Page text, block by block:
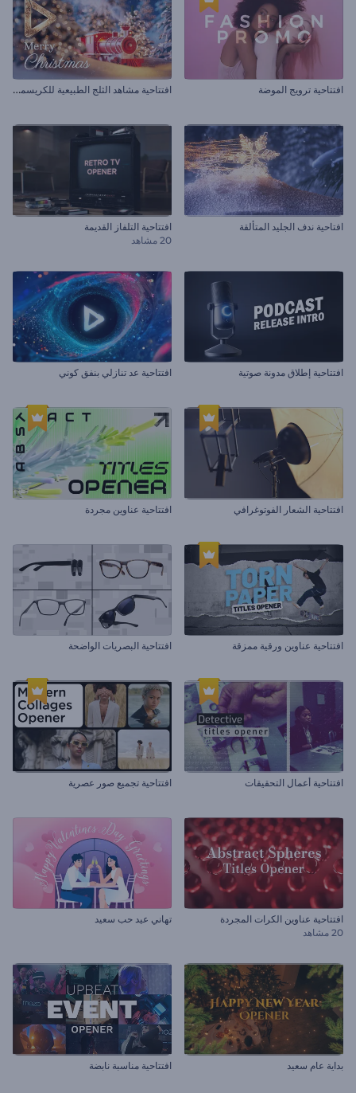
افتتاحية ترويج الموضة ا
فتتاحية مشاهد الثلج الطبيعية للكريسماس
افتاحية ندف الجليد المتألقة
افتتاحية التلفاز القديمة
20 مشاهد
افتتاحية إطلاق مدونة صوتية افتتاحية عد تنازلي بنفق كوني
افتتاحية الشعار الفوتوغرافي افتتاحية عناوين مجردة
افتتاحية عناوين ورقية ممزقة افتتاحية البصريات الواضحة
افتتاحية أعمال التحقيقات افتتاحية تجميع صور عصرية
افتتاحية عناوين الكرات المجردة
20 مشاهد
تهاني عيد حب سعيد
بداية عام سعيد افتتاحية مناسبة نابضة